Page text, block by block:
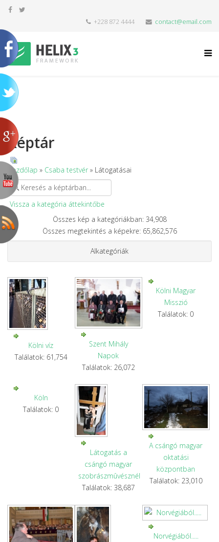
+228 872 4444 contact@email.com
Képtár
Kezdőlap » Csaba testvér » Látogatásai
Vissza a kategória áttekintőbe
Összes kép a kategóriákban: 34,908
Összes megtekintés a képekre: 65,862,576
Alkategóriák
Kölni víz
Találatok: 61,754
Szent Mihály
Napok
Találatok: 26,072
Kölni Magyar
Misszió
Találatok: 0
Köln
Találatok: 0
Látogatás a
csángó magyar
szobrászmûvésznél
Találatok: 38,687
A csángó magyar
oktatási
központban
Találatok: 23,010
Norvégiából.....